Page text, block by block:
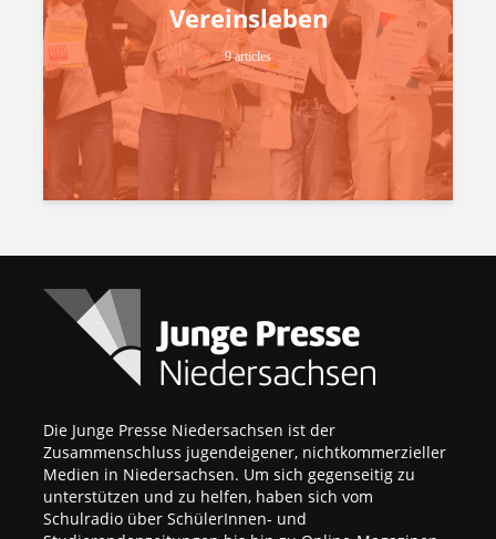
Vereinsleben
9 articles
Die Junge Presse Niedersachsen ist der
Zusammenschluss jugendeigener, nichtkommerzieller
Medien in Niedersachsen. Um sich gegenseitig zu
unterstützen und zu helfen, haben sich vom
Schulradio über SchülerInnen- und